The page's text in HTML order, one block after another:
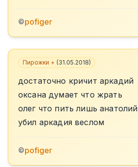
©pofiger
Пирожки + (31.05.2018)
достаточно кричит аркадий
оксана думает что жрать
олег что пить лишь анатолий
убил аркадия веслом
©pofiger